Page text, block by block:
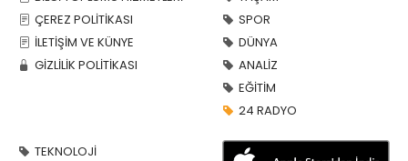
ÇEREZ POLİTİKASI
İLETİŞİM VE KÜNYE
GİZLİLİK POLİTİKASI
SPOR
DÜNYA
ANALİZ
EĞİTİM
24 RADYO
TEKNOLOJİ